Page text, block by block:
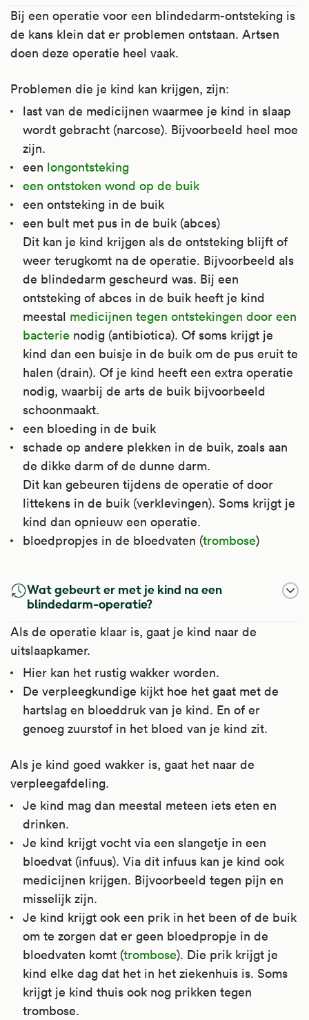
Bij een operatie voor een blindedarm-ontsteking is
de kans klein dat er problemen ontstaan. Artsen
doen deze operatie heel vaak.
Problemen die je kind kan krijgen, zijn:
last van de medicijnen waarmee je kind in slaap
wordt gebracht (narcose). Bijvoorbeeld heel moe
zijn.
een longontsteking
een ontstoken wond op de buik
een ontsteking in de buik
een bult met pus in de buik (abces)
Dit kan je kind krijgen als de ontsteking blijft of
weer terugkomt na de operatie. Bijvoorbeeld als
de blindedarm gescheurd was. Bij een
ontsteking of abces in de buik heeft je kind
meestal medicijnen tegen ontstekingen door een
bacterie nodig (antibiotica). Of soms krijgt je
kind dan een buisje in de buik om de pus eruit te
halen (drain). Of je kind heeft een extra operatie
nodig, waarbij de arts de buik bijvoorbeeld
schoonmaakt.
een bloeding in de buik
schade op andere plekken in de buik, zoals aan
de dikke darm of de dunne darm.
Dit kan gebeuren tijdens de operatie of door
littekens in de buik (verklevingen). Soms krijgt je
kind dan opnieuw een operatie.
bloedpropjes in de bloedvaten (trombose)
Wat gebeurt er met je kind na een
blindedarm-operatie?
Als de operatie klaar is, gaat je kind naar de
uitslaapkamer.
Hier kan het rustig wakker worden.
De verpleegkundige kijkt hoe het gaat met de
hartslag en bloeddruk van je kind. En of er
genoeg zuurstof in het bloed van je kind zit.
Als je kind goed wakker is, gaat het naar de
verpleegafdeling.
Je kind mag dan meestal meteen iets eten en
drinken.
Je kind krijgt vocht via een slangetje in een
bloedvat (infuus). Via dit infuus kan je kind ook
medicijnen krijgen. Bijvoorbeeld tegen pijn en
misselijk zijn.
Je kind krijgt ook een prik in het been of de buik
om te zorgen dat er geen bloedpropje in de
bloedvaten komt (trombose). Die prik krijgt je
kind elke dag dat het in het ziekenhuis is. Soms
krijgt je kind thuis ook nog prikken tegen
trombose.